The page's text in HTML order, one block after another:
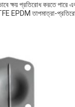
ক্ষয় প্রতিরোধ করতে পারে
EPDM তাপমাত্রা-